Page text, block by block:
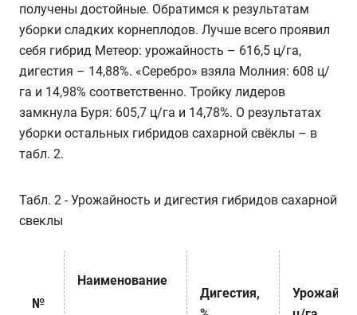
получены достойные. Обратимся к результатам
уборки сладких корнеплодов. Лучше всего проявил
себя гибрид Метеор: урожайность – 616,5 ц/га,
дигестия – 14,88%. «Серебро» взяла Молния: 608 ц/
га и 14,98% соответственно. Тройку лидеров
замкнула Буря: 605,7 ц/га и 14,78%. О результатах
уборки остальных гибридов сахарной свёклы – в
табл. 2.
Табл. 2 - Урожайность и дигестия гибридов сахарной
свеклы
№
Наименование
Дигестия,